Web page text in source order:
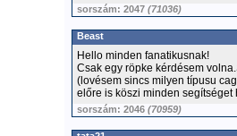
sorszám: 2047 (71036)
Beast
Hello minden fanatikusnak!
Csak egy röpke kérdésem
(lovésem sincs milyen típusu
előre is köszi minden segítséget
sorszám: 2046 (70959)